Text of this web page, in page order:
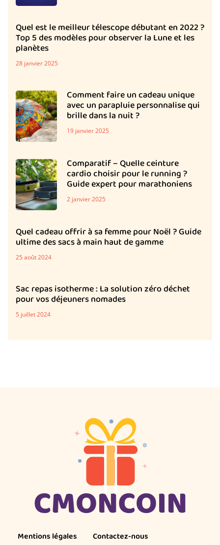
Quel est le meilleur télescope débutant en 2022 ?
Top 5 des modèles pour observer la Lune et les
planètes
28 janvier 2025
Comment faire un cadeau unique
avec un parapluie personnalise qui
brille dans la nuit ?
19 janvier 2025
Comparatif – Quelle ceinture
cardio choisir pour le running ?
Guide expert pour marathoniens
2 janvier 2025
Quel cadeau offrir à sa femme pour Noël ? Guide
ultime des sacs à main haut de gamme
25 août 2024
Sac repas isotherme : La solution zéro déchet
pour vos déjeuners nomades
5 juillet 2024
Mentions légales Contactez-nous